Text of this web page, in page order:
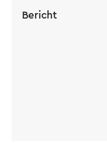
Bericht